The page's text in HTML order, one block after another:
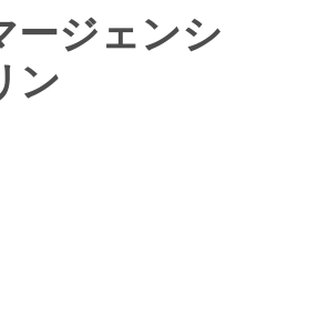
ージェンシ
ン